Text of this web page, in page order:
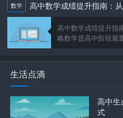
数学
高中数学成绩提升指
略数学是高中阶段最
生活点滴
高中生
式